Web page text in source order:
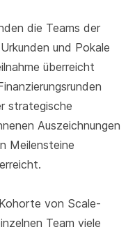
die Teams der
und Pokale
überreicht
strategische
Auszeichnungen
Meilensteine
von Scale-
Team viele